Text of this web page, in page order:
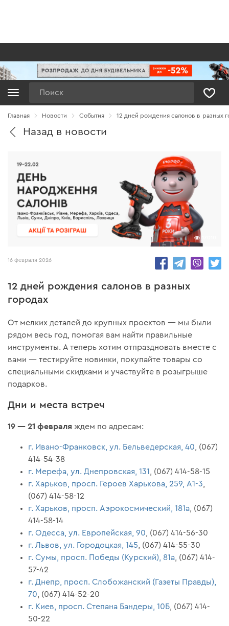
Главная Новости Cобытия 12 дней рождения салонов в разных
Назад в новости
16 февраля 2026
12 дней рождения салонов в разных
городах
От мелких деталей до крупных проектов — мы были
рядом весь год, помогая вам найти правильные
инструменты. А теперь хотим отпраздновать вместе с
вами — тестируйте новинки, покупайте товары со
специальными скидками и участвуйте в розыгрыше
подарков.
Дни и места встреч
19 — 21 февраляждем по адресам:
г. Ивано-Франковск, ул. Бельведерская, 40 , (067)
414-54-38
г. Мерефа, ул. Днепровская, 131
, (067) 414-58-15
г. Харьков, просп. Героев Харькова, 259, А1-3
(067) 414-58-12
г. Харьков, просп. Аэрокосмический, 181а , (067)
414-58-14
г. Одесса, ул. Европейская, 90 , (067) 414-56-30
г. Львов, ул. Городоцкая, 145 , (067) 414-55-30
г. Сумы, просп. Победы (Курский), 81а , (067) 414-
57-42
г. Днепр, просп. Слобожанский (Газеты Правды),
70 , (067) 414-52-20
г. Киев, просп. Степана Бандеры, 10Б , (067) 414-
50-22